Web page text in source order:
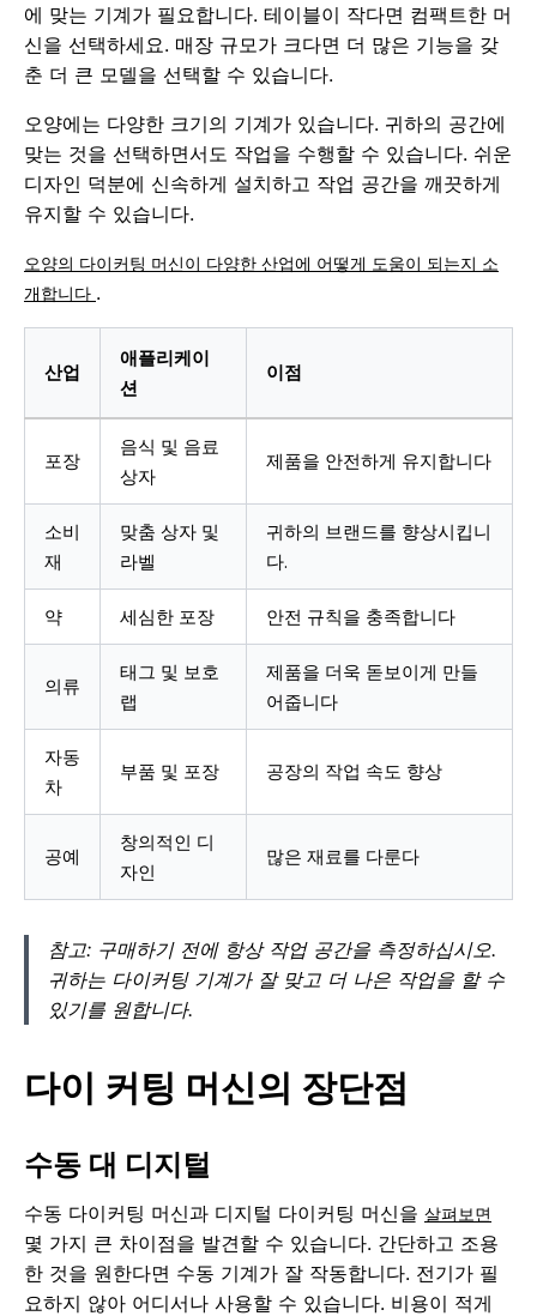
에 맞는 기계가 필요합니다. 테이블이 작다면 컴팩트한 머
신을 선택하세요. 매장 규모가 크다면 더 많은 기능을 갖
춘 더 큰 모델을 선택할 수 있습니다.
오양에는 다양한 크기의 기계가 있습니다. 귀하의 공간에
맞는 것을 선택하면서도 작업을 수행할 수 있습니다. 쉬운
디자인 덕분에 신속하게 설치하고 작업 공간을 깨끗하게
유지할 수 있습니다.
오양의 다이커팅 머신이 다양한 산업에 어떻게 도움이 되는지 소
개합니다 .
산업
애플리케이
션
이점
포장
음식 및 음료
상자
제품을 안전하게 유지합니다
소비
재
맞춤 상자 및
라벨
귀하의 브랜드를 향상시킵니
다.
약 세심한 포장 안전 규칙을 충족합니다
의류
태그 및 보호
랩
제품을 더욱 돋보이게 만들
어줍니다
자동
차
부품 및 포장 공장의 작업 속도 향상
공예
창의적인 디
자인
많은 재료를 다룬다
참고: 구매하기 전에 항상 작업 공간을 측정하십시오.
귀하는 다이커팅 기계가 잘 맞고 더 나은 작업을 할 수
있기를 원합니다.
다이 커팅 머신의 장단점
수동 대 디지털
수동 다이커팅 머신과 디지털 다이커팅 머신을 살펴보면
몇 가지 큰 차이점을 발견할 수 있습니다. 간단하고 조용
한 것을 원한다면 수동 기계가 잘 작동합니다. 전기가 필
요하지 않아 어디서나 사용할 수 있습니다. 비용이 적게